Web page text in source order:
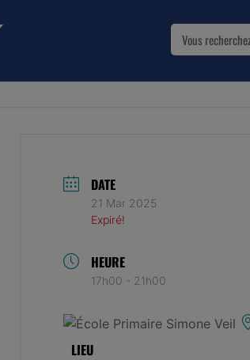
DATE
21 Mar 2025
Expiré!
HEURE
17h00 - 21h00
LIEU